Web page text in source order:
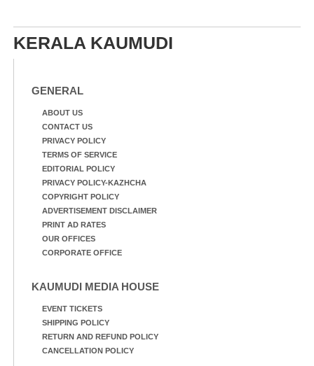
KERALA KAUMUDI
GENERAL
ABOUT US
CONTACT US
PRIVACY POLICY
TERMS OF SERVICE
EDITORIAL POLICY
PRIVACY POLICY-KAZHCHA
COPYRIGHT POLICY
ADVERTISEMENT DISCLAIMER
PRINT AD RATES
OUR OFFICES
CORPORATE OFFICE
KAUMUDI MEDIA HOUSE
EVENT TICKETS
SHIPPING POLICY
RETURN AND REFUND POLICY
CANCELLATION POLICY